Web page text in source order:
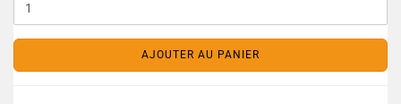
AJOUTER AU PANIER